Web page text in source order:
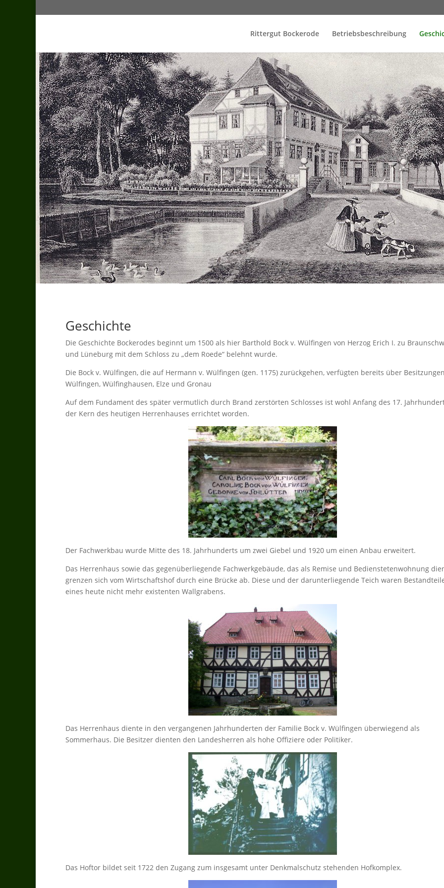
Rittergut Bockerode Betriebsbeschreibung
Geschichte
Die Geschichte Bockerodes beginnt um 1500 als hier Barthold Bock v. Wülfingen von Herzog Erich I. zu
und Lüneburg mit dem Schloss zu „dem Roede“ belehnt wurde.
Die Bock v. Wülfingen, die auf Hermann v. Wülfingen (gen. 1175) zurückgehen, verfügten bereits über
Wülfingen, Wülfinghausen, Elze und Gronau
Auf dem Fundament des später vermutlich durch Brand zerstörten Schlosses ist wohl Anfang des 17.
der Kern des heutigen Herrenhauses errichtet worden.
Der Fachwerkbau wurde Mitte des 18. Jahrhunderts um zwei Giebel und 1920 um einen Anbau erweitert.
Das Herrenhaus sowie das gegenüberliegende Fachwerkgebäude, das als Remise und Bedienstetenwohnung
grenzen sich vom Wirtschaftshof durch eine Brücke ab. Diese und der darunterliegende Teich waren
eines heute nicht mehr existenten Wallgrabens.
Das Herrenhaus diente in den vergangenen Jahrhunderten der Familie Bock v. Wülfingen überwiegend als
Sommerhaus. Die Besitzer dienten den Landesherren als hohe Offiziere oder Politiker.
Das Hoftor bildet seit 1722 den Zugang zum insgesamt unter Denkmalschutz stehenden Hofkomplex.